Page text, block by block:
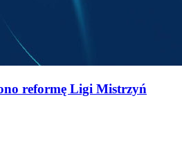
reformę Ligi Mistrzyń